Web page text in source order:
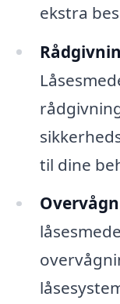
ekstra
til dine